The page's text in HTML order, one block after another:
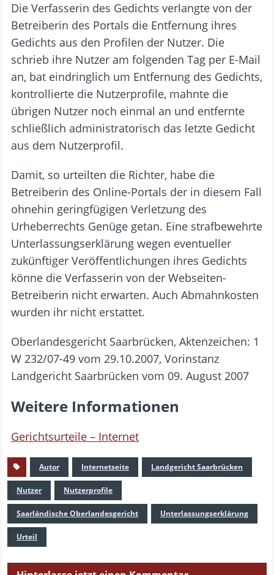
Die Verfasserin des Gedichts verlangte von der
Betreiberin des Portals die Entfernung ihres
Gedichts aus den Profilen der Nutzer. Die
schrieb ihre Nutzer am folgenden Tag per E-Mail
an, bat eindringlich um Entfernung des Gedichts,
kontrollierte die Nutzerprofile, mahnte die
übrigen Nutzer noch einmal an und entfernte
schließlich administratorisch das letzte Gedicht
aus dem Nutzerprofil.
Damit, so urteilten die Richter, habe die
Betreiberin des Online-Portals der in diesem Fall
ohnehin geringfügigen Verletzung des
Urheberrechts Genüge getan. Eine strafbewehrte
Unterlassungserklärung wegen eventueller
zukünftiger Veröffentlichungen ihres Gedichts
könne die Verfasserin von der Webseiten-
Betreiberin nicht erwarten. Auch Abmahnkosten
wurden ihr nicht erstattet.
Oberlandesgericht Saarbrücken, Aktenzeichen: 1
W 232/07-49 vom 29.10.2007, Vorinstanz
Landgericht Saarbrücken vom 09. August 2007
Weitere Informationen
Gerichtsurteile – Internet
Autor Internetseite Landgericht Saarbrücken
Nutzer Nutzerprofile
Saarländische Oberlandesgericht Unterlassungserklärung
Urteil